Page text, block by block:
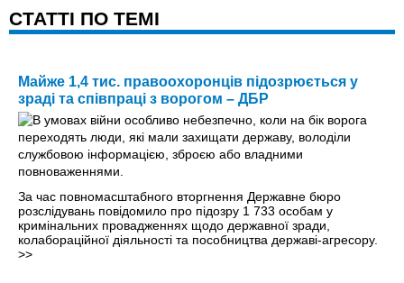
CТАТТІ ПО ТЕМІ
Майже 1,4 тис. правоохоронців підозрюється у
зраді та співпраці з ворогом – ДБР
За час повномасштабного вторгнення Державне бюро
розслідувань повідомило про підозру 1 733 особам у
кримінальних провадженнях щодо державної зради,
колабораційної діяльності та пособництва державі-агресору.
>>